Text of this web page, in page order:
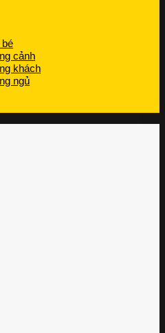
cảnh
khách
ngủ